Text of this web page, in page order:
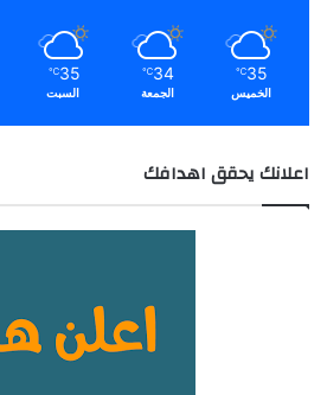
35
℃
الخميس
34
℃
الجمعة
35
℃
السبت
اعلانك يحقق اهدافك